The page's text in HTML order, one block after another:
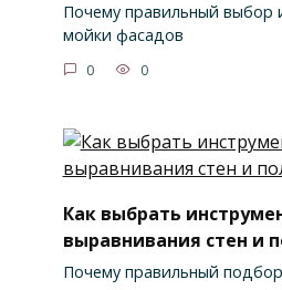
Почему правильный выбор
мойки фасадов
0 0
Как выбрать
выравнивания стен и
Почему правильный